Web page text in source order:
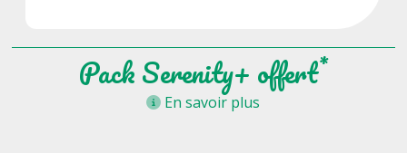
Pack Serenity+ offert*
En savoir plus